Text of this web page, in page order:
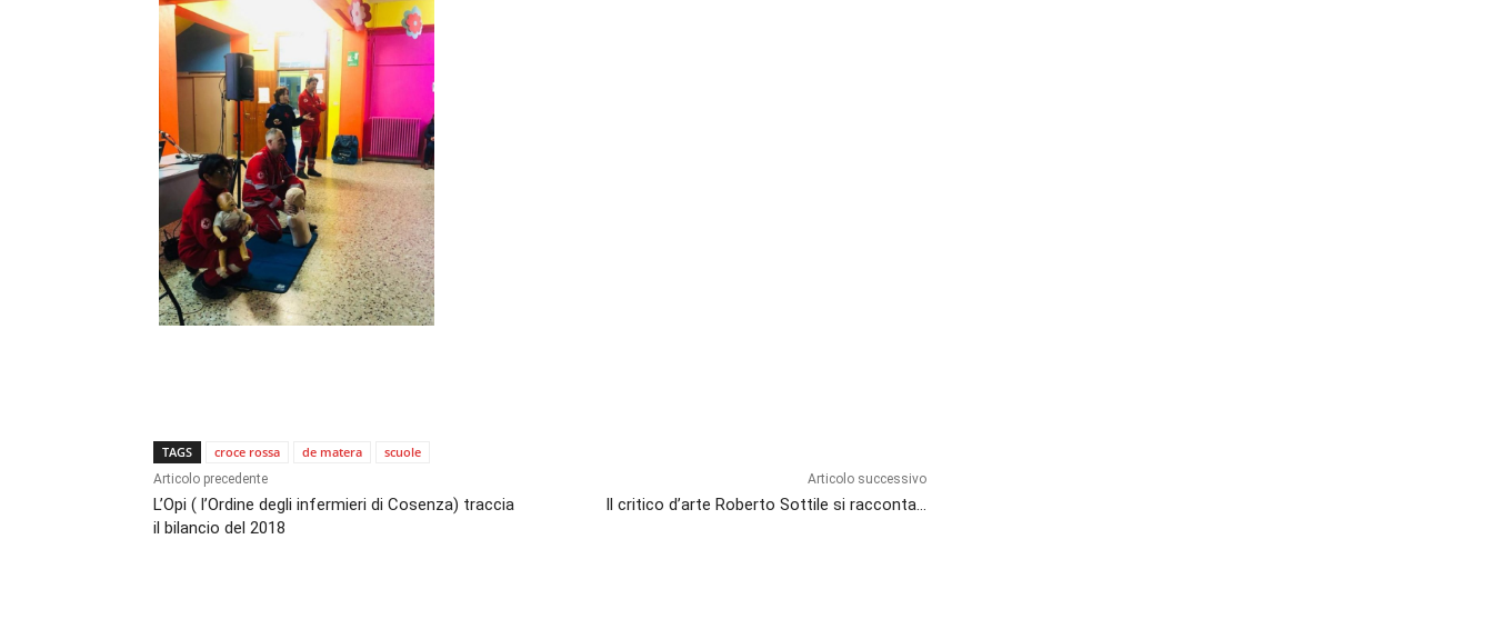
TAGS croce rossa de matera scuole
Articolo precedente
L’Opi ( l’Ordine degli infermieri di Cosenza) traccia
il bilancio del 2018
Articolo successivo
Il critico d’arte Roberto Sottile si racconta…